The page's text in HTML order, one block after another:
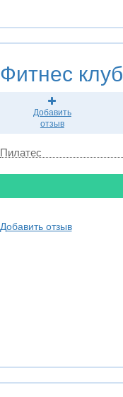
Фитнес клуб
Добавить
отзыв
Пилатес
Добавить отзыв